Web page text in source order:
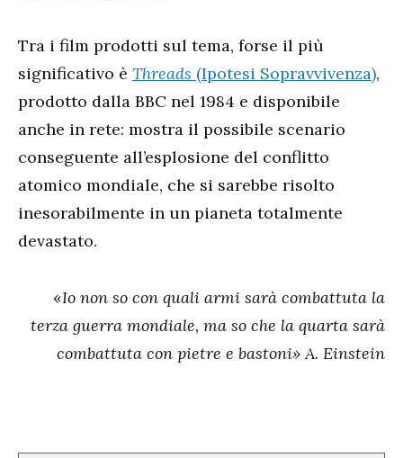
Tra i film prodotti sul tema, forse il più
significativo è Threads (Ipotesi Sopravvivenza),
prodotto dalla BBC nel 1984 e disponibile
anche in rete: mostra il possibile scenario
conseguente all’esplosione del conflitto
atomico mondiale, che si sarebbe risolto
inesorabilmente in un pianeta totalmente
devastato.
«Io non so con quali armi sarà combattuta la
terza guerra mondiale, ma so che la quarta sarà
combattuta con pietre e bastoni» A. Einstein